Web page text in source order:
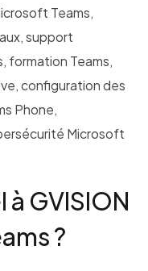
Teams,
support
formation Teams,
configuration des
Phone,
Microsoft
GVISION
?